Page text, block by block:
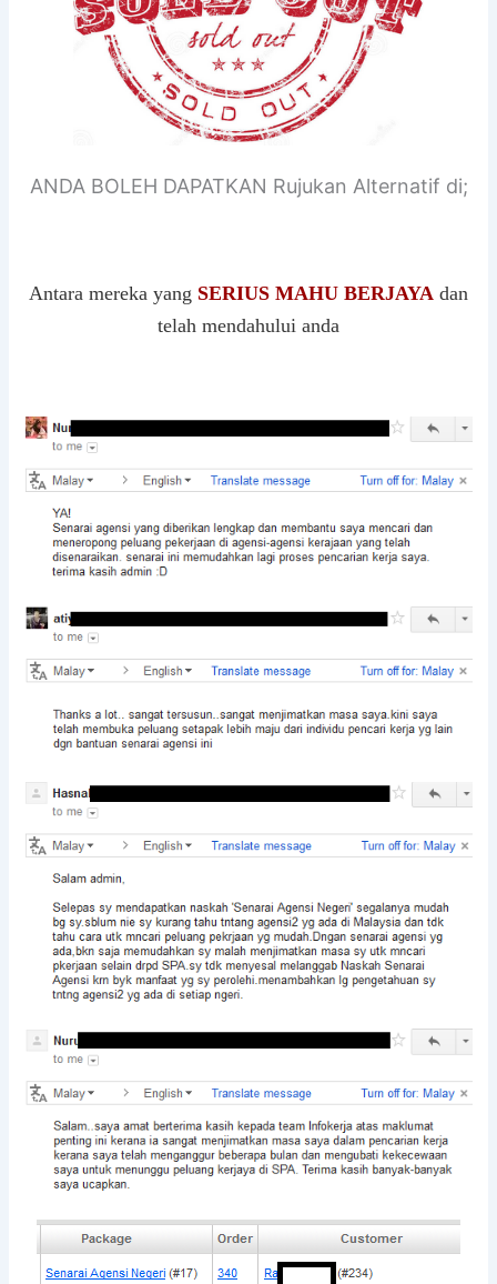
ANDA BOLEH DAPATKAN Rujukan Alternatif di;
Antara mereka yang SERIUS MAHU BERJAYA dan
telah mendahului anda